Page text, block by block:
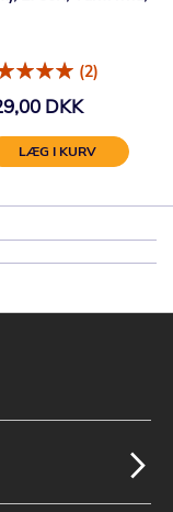
(2)
DKK
LÆG I KURV